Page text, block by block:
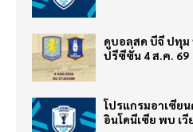
ดูบอลสด บีจี ปทุม
ปรีซีซั่น 4 ส.ค. 69
โปรแกรมอาเซีย
อินโดนีเซีย พบ เ